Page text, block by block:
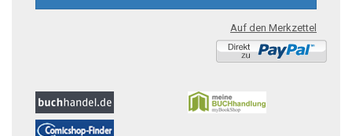
Auf den Merkzettel